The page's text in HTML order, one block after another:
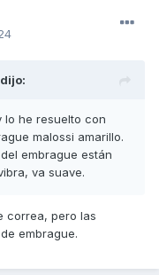
dijo:
lo he resuelto con
malossi amarillo.
embrague están
va suave.
correa, pero las
embrague.